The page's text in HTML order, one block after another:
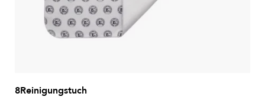
8Reinigungstuch